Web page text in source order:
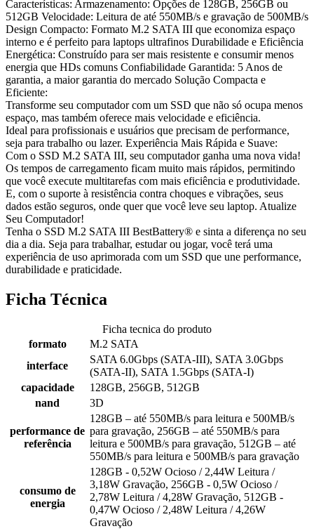
Características: Armazenamento: Opções de 128GB, 256GB ou
512GB Velocidade: Leitura de até 550MB/s e gravação de 500MB/s
Design Compacto: Formato M.2 SATA III que economiza espaço
interno e é perfeito para laptops ultrafinos Durabilidade e Eficiência
Energética: Construído para ser mais resistente e consumir menos
energia que HDs comuns Confiabilidade Garantida: 5 Anos de
garantia, a maior garantia do mercado Solução Compacta e
Eficiente:
Transforme seu computador com um SSD que não só ocupa menos
espaço, mas também oferece mais velocidade e eficiência.
Ideal para profissionais e usuários que precisam de performance,
seja para trabalho ou lazer. Experiência Mais Rápida e Suave:
Com o SSD M.2 SATA III, seu computador ganha uma nova vida!
Os tempos de carregamento ficam muito mais rápidos, permitindo
que você execute multitarefas com mais eficiência e produtividade.
E, com o suporte à resistência contra choques e vibrações, seus
dados estão seguros, onde quer que você leve seu laptop. Atualize
Seu Computador!
Tenha o SSD M.2 SATA III BestBattery® e sinta a diferença no seu
dia a dia. Seja para trabalhar, estudar ou jogar, você terá uma
experiência de uso aprimorada com um SSD que une performance,
durabilidade e praticidade.
Ficha Técnica
Ficha tecnica do produto
formato
M.2 SATA
interface
SATA 6.0Gbps (SATA-III), SATA 3.0Gbps
(SATA-II), SATA 1.5Gbps (SATA-I)
capacidade
128GB, 256GB, 512GB
nand
3D
performance de
referência
128GB – até 550MB/s para leitura e 500MB/s
para gravação, 256GB – até 550MB/s para
leitura e 500MB/s para gravação, 512GB – até
550MB/s para leitura e 500MB/s para gravação
consumo de
energia
128GB - 0,52W Ocioso / 2,44W Leitura /
3,18W Gravação, 256GB - 0,5W Ocioso /
2,78W Leitura / 4,28W Gravação, 512GB -
0,47W Ocioso / 2,48W Leitura / 4,26W
Gravação